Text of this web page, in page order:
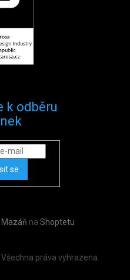
k odběru
se
na Shoptetu
. Všechna práva vyhrazena.